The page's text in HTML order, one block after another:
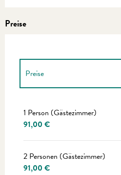
Preise
Preise
1 Person (Gästezimmer)
91,00 €
2 Personen (Gästezimmer)
91,00 €